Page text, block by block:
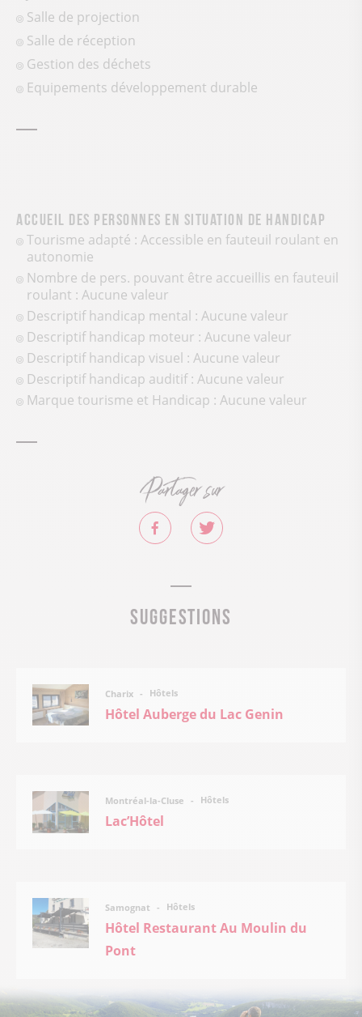
Salle de projection
Salle de réception
Gestion des déchets
Equipements développement durable
Accueil des personnes en situation de handicap
Tourisme adapté : Accessible en fauteuil roulant en
autonomie
Nombre de pers. pouvant être accueillis en fauteuil
roulant : Aucune valeur
Descriptif handicap mental : Aucune valeur
Descriptif handicap moteur : Aucune valeur
Descriptif handicap visuel : Aucune valeur
Descriptif handicap auditif : Aucune valeur
Marque tourisme et Handicap : Aucune valeur
Partager sur
Suggestions
Charix Hôtels
Hôtel Auberge du Lac Genin
Montréal-la-Cluse Hôtels
Lac’Hôtel
Samognat Hôtels
Hôtel Restaurant Au Moulin du
Pont